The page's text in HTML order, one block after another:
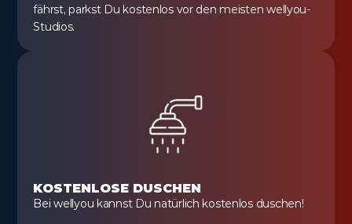
fährst, parkst Du kostenlos vor den meisten wellyou-
Studios.
KOSTENLOSE DUSCHEN
Bei wellyou kannst Du natürlich kostenlos duschen!